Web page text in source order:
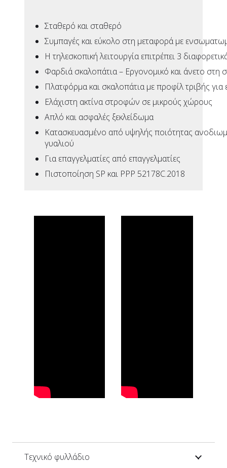
Σταθερό και σταθερό
Συμπαγές και εύκολο στη μεταφορά με
Η τηλεσκοπική λειτουργία επιτρέπει 3
Φαρδιά σκαλοπάτια – Εργονομικό και άνετο στη
Πλατφόρμα και σκαλοπάτια με προφίλ τριβής
Ελάχιστη ακτίνα στροφών σε μικρούς χώρους
Απλό και ασφαλές ξεκλείδωμα
Κατασκευασμένο από υψηλής ποιότητας
γυαλιού
Για επαγγελματίες από επαγγελματίες
Πιστοποίηση SP και PPP 52178C.2018
Τεχνικό φυλλάδιο